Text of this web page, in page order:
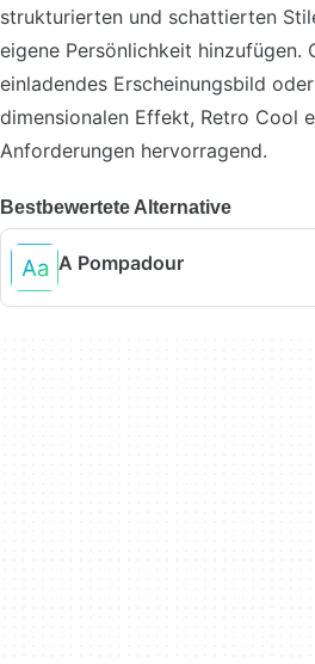
strukturierten und schattierten
eigene Persönlichkeit hinzufügen.
einladendes Erscheinungsbild
dimensionalen Effekt, Retro Cool
Anforderungen hervorragend.
Bestbewertete Alternative
A Pompadour